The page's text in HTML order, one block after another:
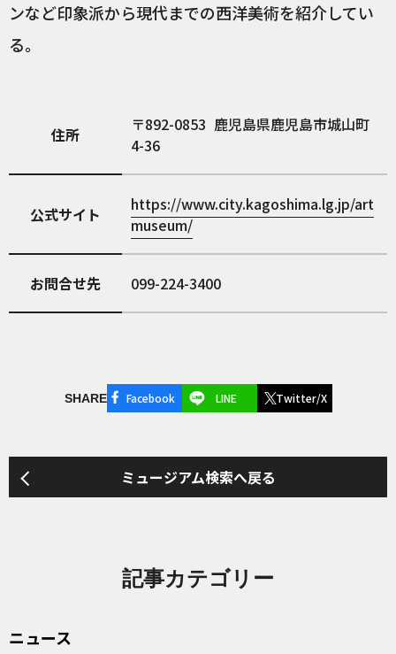
ンなど印象派から現代までの西洋美術を紹介してい
る。
住所 892-0853 鹿児島県鹿児島市城山町
4-36
公式サイト
https://www.city.kagoshima.lg.jp/art
museum/
お問合せ先 099-224-3400
SHARE Facebook LINE Twitter/X
ミュージアム検索へ戻る
記事カテゴリー
ニュース